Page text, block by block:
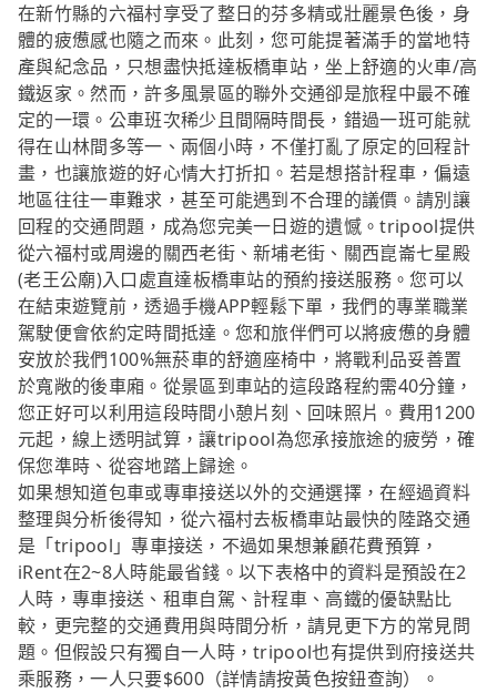
在新竹縣的六福村享受了整日的芬多精或壯麗景色後，身
體的疲憊感也隨之而來。此刻，您可能提著滿手的當地特
產與紀念品，只想盡快抵達板橋車站，坐上舒適的火車/高
鐵返家。然而，許多風景區的聯外交通卻是旅程中最不確
定的一環。公車班次稀少且間隔時間長，錯過一班可能就
得在山林間多等一、兩個小時，不僅打亂了原定的回程計
畫，也讓旅遊的好心情大打折扣。若是想搭計程車，偏遠
地區往往一車難求，甚至可能遇到不合理的議價。請別讓
回程的交通問題，成為您完美一日遊的遺憾。tripool提供
從六福村或周邊的關西老街、新埔老街、關西崑崙七星殿
(老王公廟)入口處直達板橋車站的預約接送服務。您可以
在結束遊覽前，透過手機APP輕鬆下單，我們的專業職業
駕駛便會依約定時間抵達。您和旅伴們可以將疲憊的身體
安放於我們100%無菸車的舒適座椅中，將戰利品妥善置
於寬敞的後車廂。從景區到車站的這段路程約需40分鐘，
您正好可以利用這段時間小憩片刻、回味照片。費用1200
元起，線上透明試算，讓tripool為您承接旅途的疲勞，確
保您準時、從容地踏上歸途。
如果想知道包車或專車接送以外的交通選擇，在經過資料
整理與分析後得知，從六福村去板橋車站最快的陸路交通
是「tripool」專車接送，不過如果想兼顧花費預算，
iRent在2~8人時能最省錢。以下表格中的資料是預設在2
人時，專車接送、租車自駕、計程車、高鐵的優缺點比
較，更完整的交通費用與時間分析，請見更下方的常見問
題。但假設只有獨自一人時，tripool也有提供到府接送共
乘服務，一人只要$600（詳情請按黃色按鈕查詢）。